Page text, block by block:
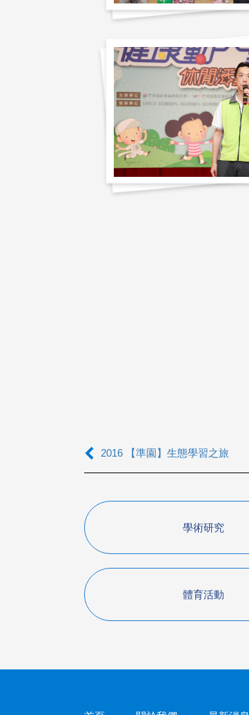
2016 【準園】生態學習之旅
學術研究
體育活動